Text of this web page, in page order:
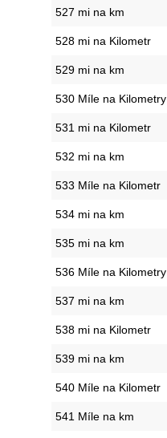
527 mi na km
528 mi na Kilometr
529 mi na km
530 Míle na Kilometry
531 mi na Kilometr
532 mi na km
533 Míle na Kilometr
534 mi na km
535 mi na km
536 Míle na Kilometry
537 mi na km
538 mi na Kilometr
539 mi na km
540 Míle na Kilometr
541 Míle na km